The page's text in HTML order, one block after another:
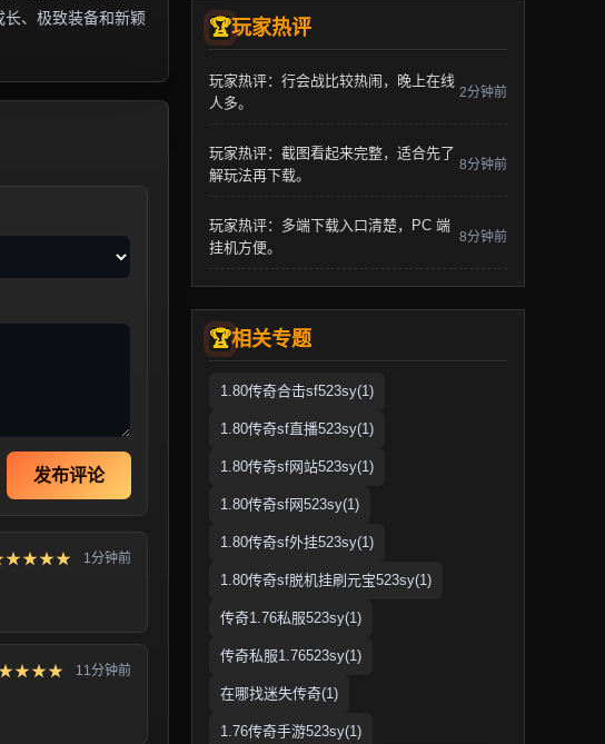
、极致装备和新颖
发布评论
1分钟前
11分钟前
玩家热评
玩家热评：行会战比较热闹，晚上在线
人多。
2分钟前
玩家热评：截图看起来完整，适合先了
解玩法再下载。
8分钟前
玩家热评：多端下载入口清楚，PC 端
挂机方便。
8分钟前
相关专题
1.80传奇合击sf523sy(1)
1.80传奇sf直播523sy(1)
1.80传奇sf网站523sy(1)
1.80传奇sf网523sy(1)
1.80传奇sf外挂523sy(1)
1.80传奇sf脱机挂刷元宝523sy(1)
传奇1.76私服523sy(1)
传奇私服1.76523sy(1)
在哪找迷失传奇(1)
1.76传奇手游523sy(1)